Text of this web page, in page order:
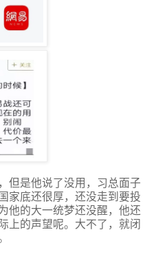
但是他说了没用，习总面子
家底还很厚，还没走到要投
他的大一统梦还没醒，他还
上的声望呢。大不了，就闭